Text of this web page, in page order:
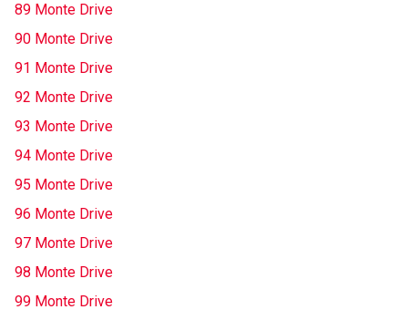
89 Monte Drive
90 Monte Drive
91 Monte Drive
92 Monte Drive
93 Monte Drive
94 Monte Drive
95 Monte Drive
96 Monte Drive
97 Monte Drive
98 Monte Drive
99 Monte Drive